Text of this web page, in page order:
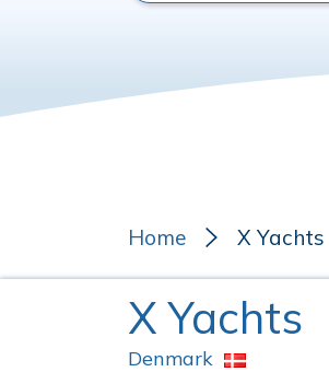
Home X Yachts
X Yachts
Denmark